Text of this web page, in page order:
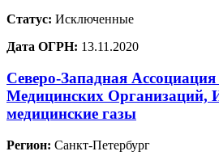
Статус: Исключенные
Дата ОГРН: 13.11.2020
Северо-Западная
Медицинских Организаций,
медицинские газы
Регион: Санкт-Петербург